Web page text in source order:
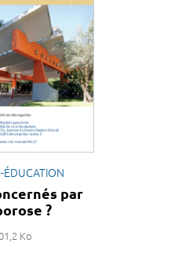
ÉDUCATION
par
?
Ko